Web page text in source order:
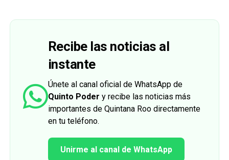
Recibe las noticias al
instante
Únete al canal oficial de WhatsApp de
Quinto Poder y recibe las noticias más
importantes de Quintana Roo directamente
en tu teléfono.
Unirme al canal de WhatsApp